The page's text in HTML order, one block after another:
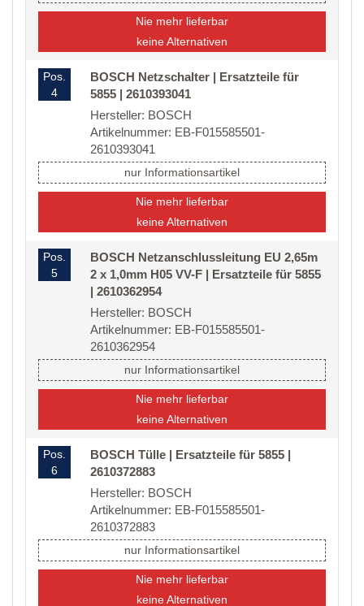
Nie mehr lieferbar
keine Alternativen
Pos.
4
BOSCH Netzschalter | Ersatzteile für
5855 | 2610393041
Hersteller: BOSCH
Artikelnummer: EB-F015585501-
2610393041
nur Informationsartikel
Nie mehr lieferbar
keine Alternativen
Pos.
5
BOSCH Netzanschlussleitung EU 2,65m
2 x 1,0mm H05 VV-F | Ersatzteile für 5855
| 2610362954
Hersteller: BOSCH
Artikelnummer: EB-F015585501-
2610362954
nur Informationsartikel
Nie mehr lieferbar
keine Alternativen
Pos.
6
BOSCH Tülle | Ersatzteile für 5855 |
2610372883
Hersteller: BOSCH
Artikelnummer: EB-F015585501-
2610372883
nur Informationsartikel
Nie mehr lieferbar
keine Alternativen